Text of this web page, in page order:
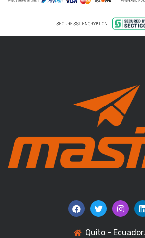
Quito - Ecuador.